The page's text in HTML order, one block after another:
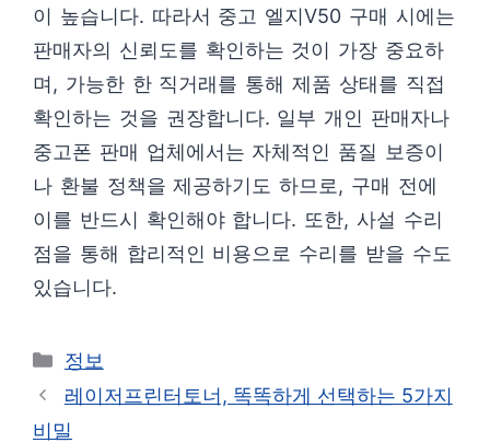
이 높습니다. 따라서 중고 엘지V50 구매 시에는
판매자의 신뢰도를 확인하는 것이 가장 중요하
며, 가능한 한 직거래를 통해 제품 상태를 직접
확인하는 것을 권장합니다. 일부 개인 판매자나
중고폰 판매 업체에서는 자체적인 품질 보증이
나 환불 정책을 제공하기도 하므로, 구매 전에
이를 반드시 확인해야 합니다. 또한, 사설 수리
점을 통해 합리적인 비용으로 수리를 받을 수도
있습니다.
카
테
정보
레이저프린터토너, 똑똑하게 선택하는 5가지
비밀